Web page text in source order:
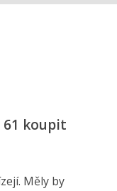
61 koupit
Měly by